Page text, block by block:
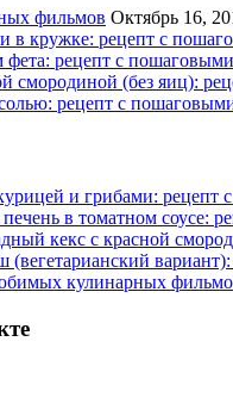
фильмов Октябрь 16,
в кружке: рецепт с
фета: рецепт с
смородиной (без яиц):
рецепт с
и грибами: рецепт
в томатном соусе:
кекс с красной
(вегетарианский
кулинарных